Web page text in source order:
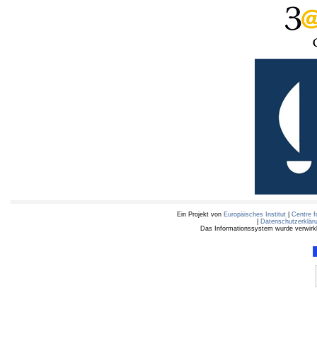
Ein Projekt von Europäisches Institut
Centre
Das Informationssystem wurde